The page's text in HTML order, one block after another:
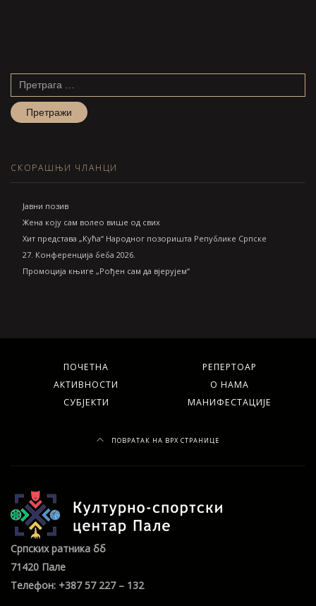
СКОРАШЊИ ЧЛАНЦИ
Jавни позив
Жена коју сам волео више од свих
Хит представа „Кућа“ Народног позоришта Републике Српске
27. Конференција беба 2026.
Промоција књиге „Рођен сам да вјерујем“
ПОЧЕТНА
РЕПЕРТОАР
АКТИВНОСТИ
О НАМА
СУБЈЕКТИ
МАНИФЕСТАЦИЈЕ
ПОВРАТАК НА ВРХ СТРАНИЦЕ
Српских ратника бб
71420 Пале
Телефон: +387 57 227 – 132